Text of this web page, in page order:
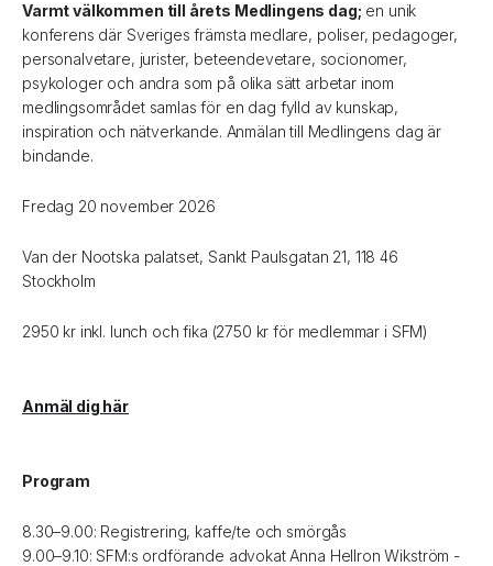
Varmt välkommen till årets Medlingens dag; en unik
konferens där Sveriges främsta medlare, poliser, pedagoger,
personalvetare, jurister, beteendevetare, socionomer,
psykologer och andra som på olika sätt arbetar inom
medlingsområdet samlas för en dag fylld av kunskap,
inspiration och nätverkande. Anmälan till Medlingens dag är
bindande.
Fredag 20 november 2026
Van der Nootska palatset, Sankt Paulsgatan 21, 118 46
Stockholm
2950 kr inkl. lunch och fika (2750 kr för medlemmar i SFM)
Anmäl dig här
Program
8.30–9.00: Registrering, kaffe/te och smörgås
9.00–9.10: SFM:s ordförande advokat Anna Hellron Wikström -